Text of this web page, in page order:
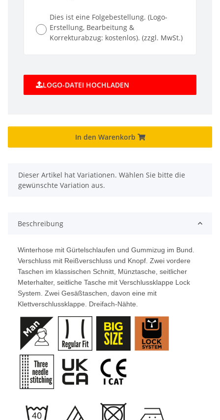
Dies ist eine Folgebestellung. (Logo-
Erstellung, Bearbeitung &
Korrekturabzug: kostenlos). (zzgl. MwSt.)
LOGO-DATEI HOCHLADEN
In den Warenkorb
x
Dieser Artikel hat Variationen. Wählen Sie bitte die
gewünschte Variation aus.
Beschreibung
Winterhose mit Gürtelschlaufen und Gummizug im Bund.
Verschluss mit Reißverschluss und Knopf. Zwei vordere
Taschen im klassischen Schnitt, Münztasche, seitlicher
Meterhalter, seitliche Tasche mit Verschlussklappe Lock
System. Zwei Gesäßtaschen, davon eine mit
Klettverschlussklappe. Dreifach-Nähte.